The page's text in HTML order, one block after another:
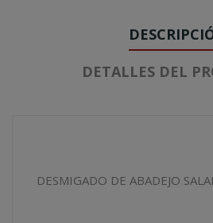
DETALLES DEL
DESMIGADO DE ABADEJO